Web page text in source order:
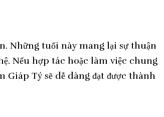
Những tuổi này mang lại sự thuận
Nếu hợp tác hoặc làm việc chung
Tý sẽ dễ dàng đạt được thành